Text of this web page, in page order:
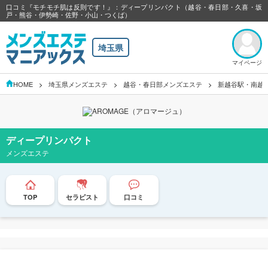
口コミ『モチモチ肌は反則です！』：ディープリンパクト（越谷・春日部・久喜・坂
戸・熊谷・伊勢崎・佐野・小山・つくば）
埼玉県
マイページ
HOME 埼玉県メンズエステ 越谷・春日部メンズエステ 新越谷駅・南越
ディープリンパクト
メンズエステ
TOP セラピスト 口コミ